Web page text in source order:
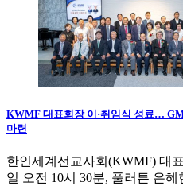
KWMF 대표회장 이·취임식 성료…
마련
한인세계선교사회(KWMF) 대
일 오전 10시 30분, 풀러튼 은